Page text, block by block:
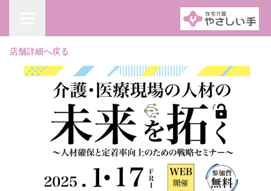
店舗詳細へ戻る